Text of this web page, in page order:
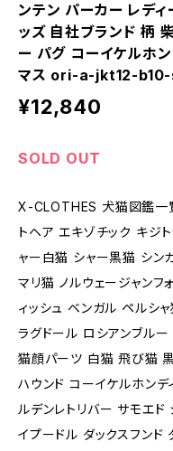
ンテン パーカー レデ
ッズ 自社ブランド 柄
ー パグ コーイケルホ
マス ori-a-jkt12-
¥12,840
SOLD OUT
X-CLOTHES 犬猫図鑑一覧
トヘア エキゾチック キジ
ャー白猫 シャー黒猫 シン
マリ猫 ノルウェージャンフ
ィッシュ ベンガル ペルシ
ラグドール ロシアンブル
猫顔パーツ 白猫 飛び猫
ハウンド コーイケルホン
ルデンレトリバー サモエ
イプードル ダックスフンド